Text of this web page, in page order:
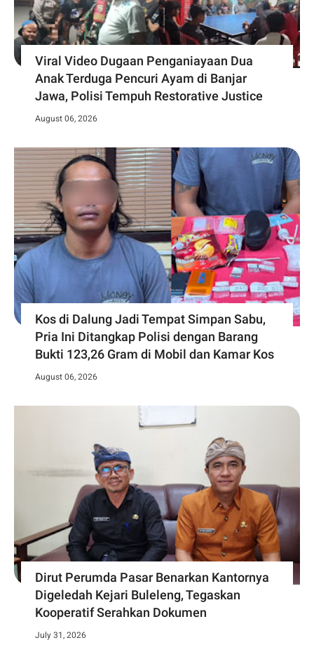
Viral Video Dugaan Penganiayaan Dua
Anak Terduga Pencuri Ayam di Banjar
Jawa, Polisi Tempuh Restorative Justice
August 06, 2026
Kos di Dalung Jadi Tempat Simpan Sabu,
Pria Ini Ditangkap Polisi dengan Barang
Bukti 123,26 Gram di Mobil dan Kamar Kos
August 06, 2026
Dirut Perumda Pasar Benarkan Kantornya
Digeledah Kejari Buleleng, Tegaskan
Kooperatif Serahkan Dokumen
July 31, 2026